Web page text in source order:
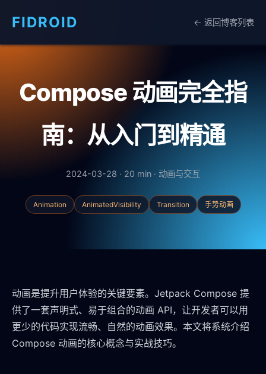
FIDROID ← 返回博客列表
Compose 动画完全指
南：从入门到精通
2024-03-28 · 20 min · 动画与交互
Animation AnimatedVisibility Transition 手势动画
动画是提升用户体验的关键要素。Jetpack Compose 提
供了一套声明式、易于组合的动画 API，让开发者可以用
更少的代码实现流畅、自然的动画效果。本文将系统介绍
Compose 动画的核心概念与实战技巧。